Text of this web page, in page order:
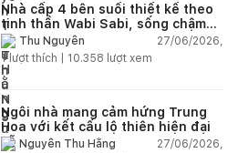
Nhà cấp 4 bên suối thiết kế theo
tinh thần Wabi Sabi, sống chậm
giữa thiên nhiên
Thu Nguyễn
27/06/2026,
1lượt thích | 10.358 lượt xem
Ngôi nhà mang cảm hứng Trung
Hoa với kết cấu lộ thiên hiện đại
Nguyễn Thu Hằng
27/06/2026,